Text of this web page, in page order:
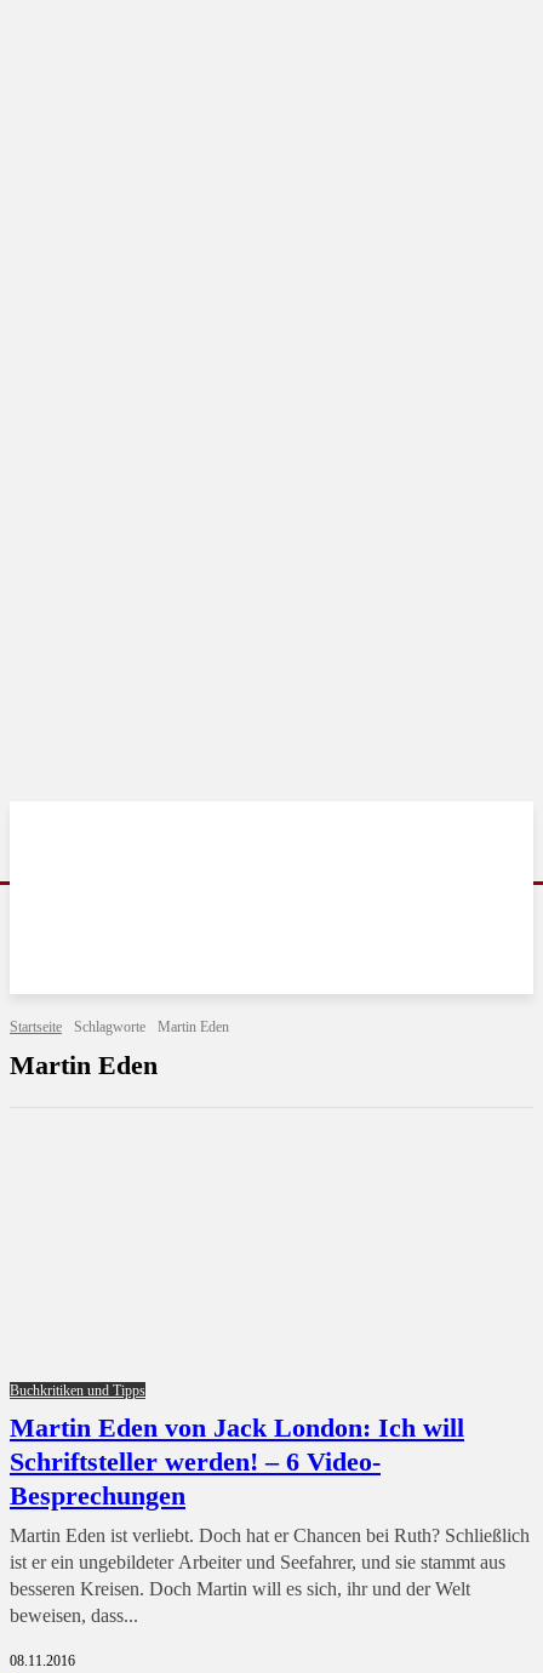
Startseite Schlagworte Martin Eden
Martin Eden
Buchkritiken und Tipps
Martin Eden von Jack London: Ich will
Schriftsteller werden! – 6 Video-
Besprechungen
Martin Eden ist verliebt. Doch hat er Chancen bei Ruth? Schließlich
ist er ein ungebildeter Arbeiter und Seefahrer, und sie stammt aus
besseren Kreisen. Doch Martin will es sich, ihr und der Welt
beweisen, dass...
08.11.2016